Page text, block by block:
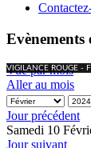
Evènements
VIGILANCE ROUGE -
Vue par mois
Aller au mois
Jour précédent
Samedi 10
Jour suivant